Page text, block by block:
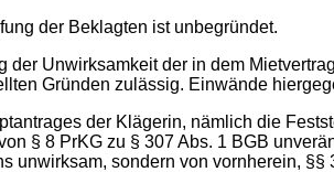
der Beklagten ist unbegründet.
Unwirksamkeit der in dem
Gründen zulässig. Einwände
der Klägerin, nämlich die
§ 8 PrKG zu § 307 Abs. 1 BGB
unwirksam, sondern von vornherein, §§